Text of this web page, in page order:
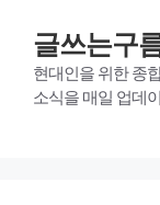
글쓰는구
현대인을 위한 종
소식을 매일 업데